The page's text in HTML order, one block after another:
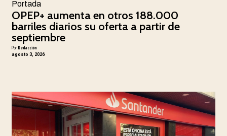
Portada
OPEP+ aumenta en otros 188.000
barriles diarios su oferta a partir de
septiembre
PorRedacción
agosto 3, 2026